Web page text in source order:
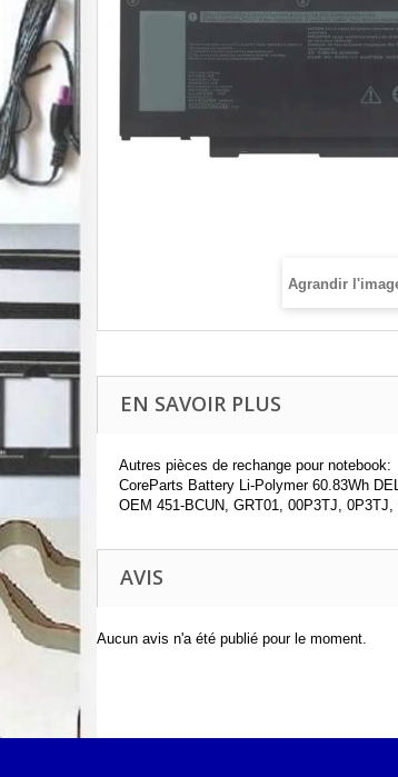
Agrandir
EN SAVOIR PLUS
Autres pièces de rechange pour notebook:
CoreParts Battery Li-Polymer 60.83Wh
OEM 451-BCUN, GRT01, 00P3TJ,
AVIS
Aucun avis n'a été publié pour le moment.